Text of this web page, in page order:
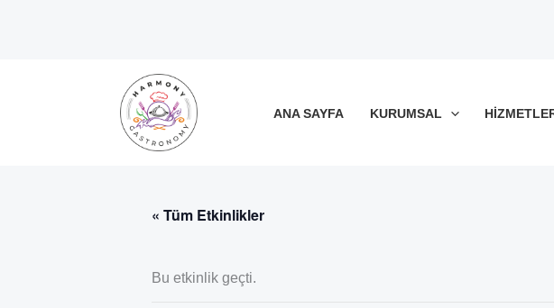
ANA SAYFA KURUMSAL
« Tüm Etkinlikler
Bu etkinlik geçti.